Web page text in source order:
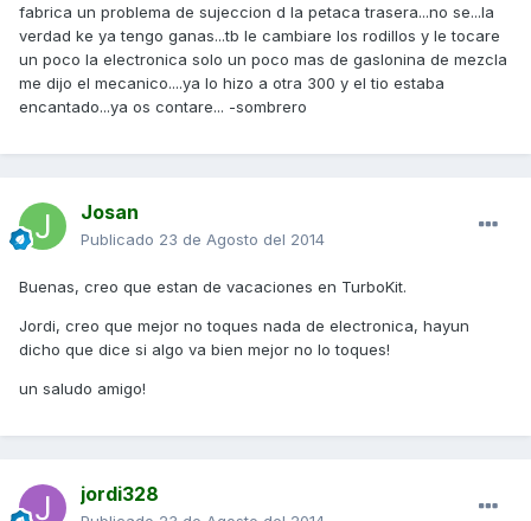
fabrica un problema de sujeccion d la petaca trasera...no se...la
verdad ke ya tengo ganas...tb le cambiare los rodillos y le tocare
un poco la electronica solo un poco mas de gaslonina de mezcla
me dijo el mecanico....ya lo hizo a otra 300 y el tio estaba
encantado...ya os contare... -sombrero
Josan
Publicado 23 de Agosto del 2014
Buenas, creo que estan de vacaciones en TurboKit.
Jordi, creo que mejor no toques nada de electronica, hayun
dicho que dice si algo va bien mejor no lo toques!
un saludo amigo!
jordi328